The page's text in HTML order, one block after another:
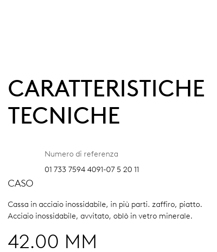
CARATTERISTICHE
TECNICHE
Numero di referenza
01 733 7594 4091-07 5 20 11
CASO
Cassa in acciaio inossidabile, in più parti. zaffiro, piatto.
Acciaio inossidabile, avvitato, oblò in vetro minerale.
42.00 MM